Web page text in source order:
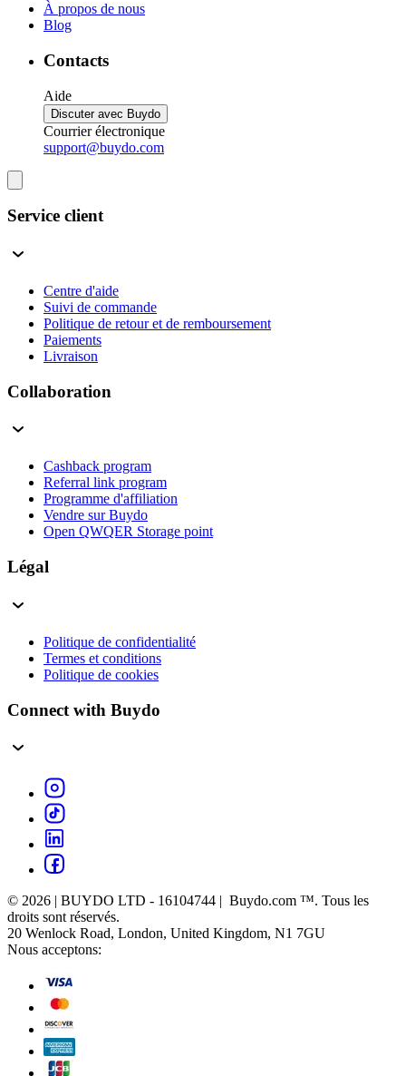
À propos de nous
Blog
Contacts
Aide
Discuter avec Buydo
Courrier électronique
support@buydo.com
Service client
Centre d'aide
Suivi de commande
Politique de retour et de remboursement
Paiements
Livraison
Collaboration
Cashback program
Referral link program
Programme d'affiliation
Vendre sur Buydo
Open QWQER Storage point
Légal
Politique de confidentialité
Termes et conditions
Politique de cookies
Connect with Buydo
© 2026 | BUYDO LTD - 16104744 | Buydo.com ™. Tous les
droits sont réservés.
20 Wenlock Road, London, United Kingdom, N1 7GU
Nous acceptons: